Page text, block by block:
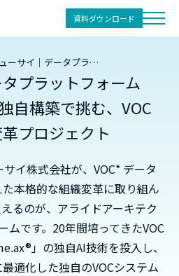
資料ダウンロード
キューサイ｜データプラットフォーム「Kaname.ax®」独自構築で挑む、VOC分析強化の組織変革プロジェクト
プラットフォーム
自構築で挑む、VOC
プロジェクト
イ株式会社が、VOC* データ
本格的な組織変革に取り組ん
るのが、アライドアーキテク
ムです。20年間培ってきたVOC
」の独自AI技術を投入し、
適化した独自のVOCシステム